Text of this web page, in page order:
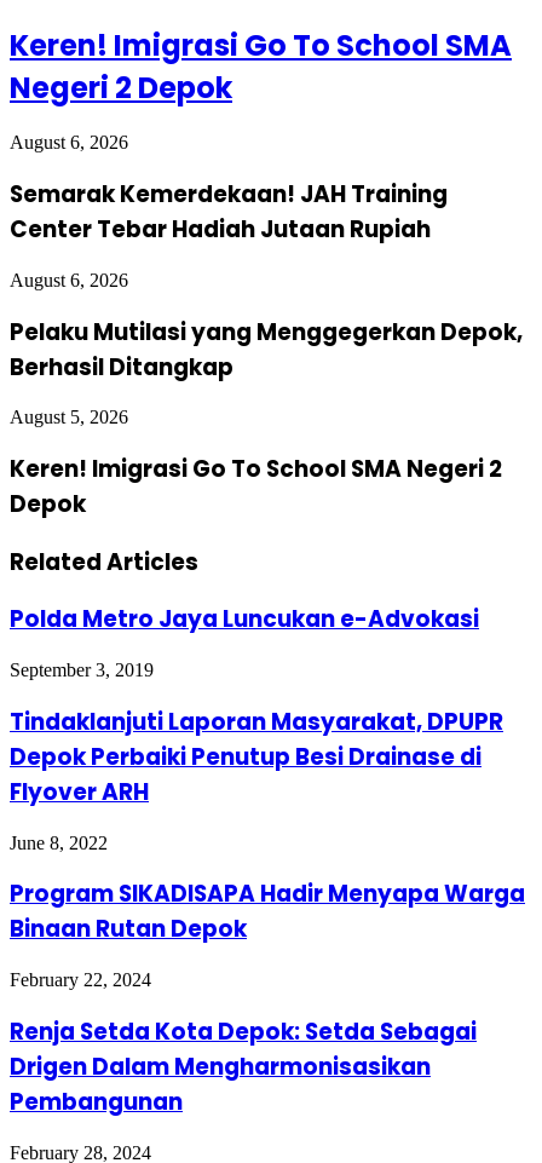
Keren! Imigrasi Go To School SMA
Negeri 2 Depok
August 6, 2026
Semarak Kemerdekaan! JAH Training
Center Tebar Hadiah Jutaan Rupiah
August 6, 2026
Pelaku Mutilasi yang Menggegerkan Depok,
Berhasil Ditangkap
August 5, 2026
Keren! Imigrasi Go To School SMA Negeri 2
Depok
Related Articles
Polda Metro Jaya Luncukan e-Advokasi
September 3, 2019
Tindaklanjuti Laporan Masyarakat, DPUPR
Depok Perbaiki Penutup Besi Drainase di
Flyover ARH
June 8, 2022
Program SIKADISAPA Hadir Menyapa Warga
Binaan Rutan Depok
February 22, 2024
Renja Setda Kota Depok: Setda Sebagai
Drigen Dalam Mengharmonisasikan
Pembangunan
February 28, 2024